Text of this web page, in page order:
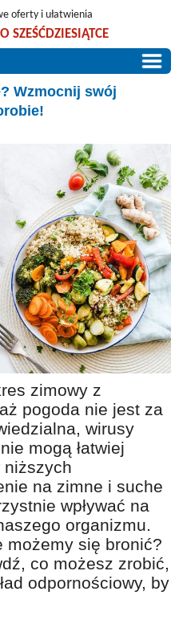
oferty i ułatwienia
SZEŚĆDZIESIĄTCE
60plus
- edukacja nie tylko dla 60plus
Wzmocnij swój
zimowy z
pogoda nie jest za
wirusy
mogą łatwiej
niższych
na zimne i suche
wpływać na
organizmu.
możemy się bronić?
co możesz zrobić,
odpornościowy, by